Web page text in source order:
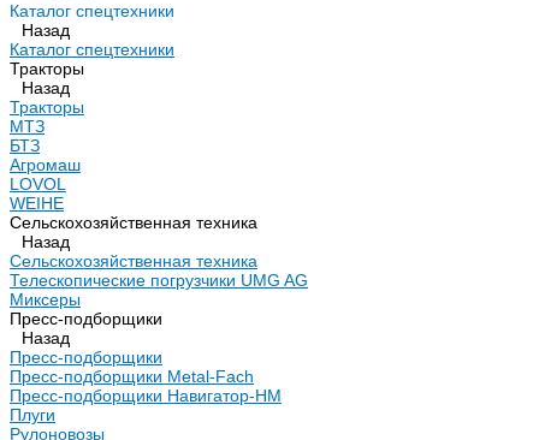
Каталог спецтехники
Назад
Каталог спецтехники
Тракторы
Назад
Тракторы
МТЗ
БТЗ
Агромаш
LOVOL
WEIHE
Сельскохозяйственная техника
Назад
Сельскохозяйственная техника
Телескопические погрузчики UMG AG
Миксеры
Пресс-подборщики
Назад
Пресс-подборщики
Пресс-подборщики Metal-Fach
Пресс-подборщики Навигатор-НМ
Плуги
Рулоновозы